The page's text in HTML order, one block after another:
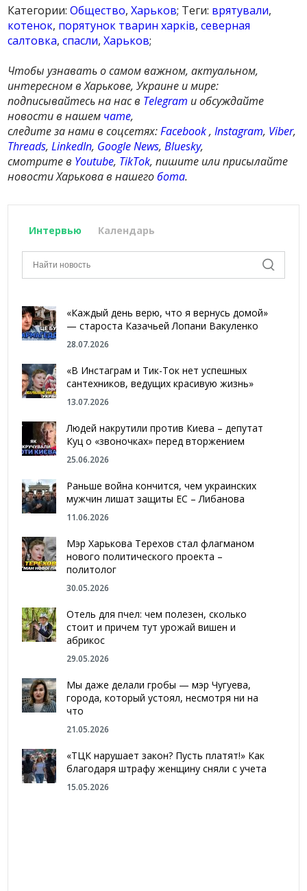
Категории:Общество,Харьков; Теги: врятували,
котенок, порятунок тварин харків,северная
салтовка,спасли,Харьков;
Чтобы узнавать о самом важном, актуальном,
интересном в Харькове, Украине и мире:
подписывайтесь на нас в Telegram и обсуждайте
новости в нашем чате,
следите за нами в соцсетях:Facebook,Instagram, Viber,
Threads,LinkedIn, Google News,Bluesky,
смотрите в Youtube, TikTok, пишите или присылайте
новости Харькова в нашегобота.
Интервью Календарь
«Каждый день верю, что я вернусь домой»
— староста Казачьей Лопани Вакуленко
28.07.2026
«В Инстаграм и Тик-Ток нет успешных
сантехников, ведущих красивую жизнь»
13.07.2026
Людей накрутили против Киева – депутат
Куц о «звоночках» перед вторжением
25.06.2026
Раньше война кончится, чем украинских
мужчин лишат защиты ЕС – Либанова
11.06.2026
Мэр Харькова Терехов стал флагманом
нового политического проекта –
политолог
30.05.2026
Отель для пчел: чем полезен, сколько
стоит и причем тут урожай вишен и
абрикос
29.05.2026
Мы даже делали гробы — мэр Чугуева,
города, который устоял, несмотря ни на
что
21.05.2026
«ТЦК нарушает закон? Пусть платят!» Как
благодаря штрафу женщину сняли с учета
15.05.2026